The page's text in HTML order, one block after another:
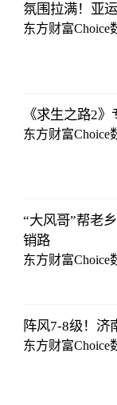
氛围拉满！亚
东方财富Choice
《求生之路2
东方财富Choice
“大风哥”帮老
销路
东方财富Choice
阵风7-8级！济
东方财富Choice